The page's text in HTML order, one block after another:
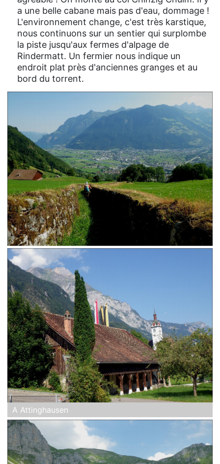
a une belle cabane mais pas d'eau, dommage !
L'environnement change, c'est très karstique,
nous continuons sur un sentier qui surplombe
la piste jusqu'aux fermes d'alpage de
Rindermatt. Un fermier nous indique un
endroit plat près d'anciennes granges et au
bord du torrent.
A Attinghausen